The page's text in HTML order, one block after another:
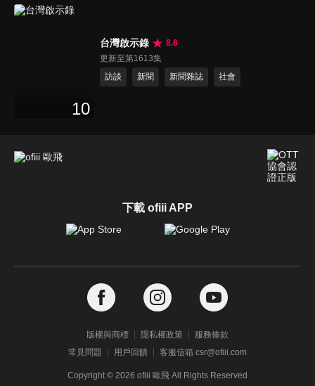
10
台灣啟示錄
8.6
更新至第1613集
訪談
新聞 新聞雜誌 社會
下載 ofiii APP
版權與商標 隱私權政策
服務條款
常見問題
用戶回饋 客服信箱 csr@ofiii.com
Copyright © 2026 ofiii 歐飛 All Rights Reserved